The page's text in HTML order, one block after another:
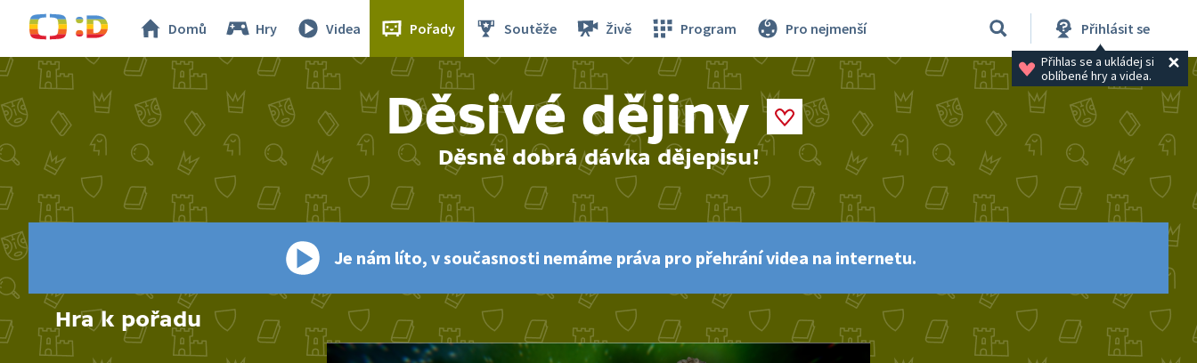
Domů Hry Videa Pořady Soutěže Živě Program Pro nejmenší Přihlásit se
Přihlas se a ukládej si
oblíbené hry a videa.
Děsivé dějiny
Děsně dobrá dávka dějepisu!
Je nám líto, v současnosti nemáme práva pro přehrání videa na internetu.
Hra k pořadu